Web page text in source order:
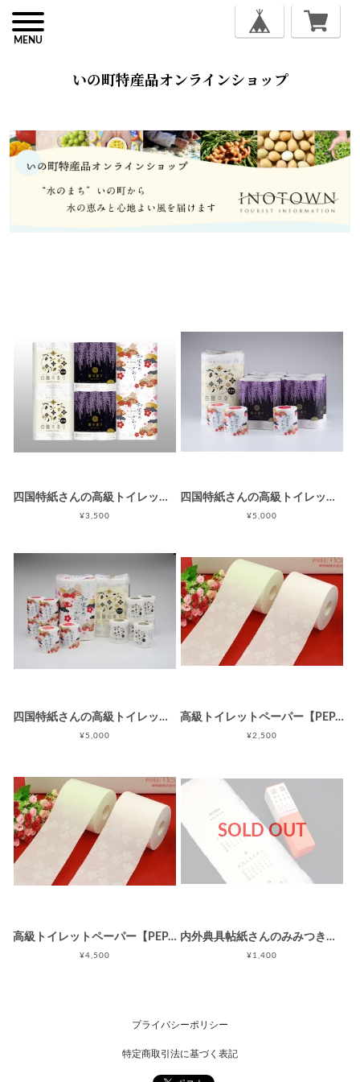
MENU
いの町特産品オンラインショップ
四国特紙さんの高級トイレットペーパー香りアソートセット
¥3,500
四国特紙さんの高級トイレットペーパー藤の香りセット
¥5,000
四国特紙さんの高級トイレットペーパープレミアムセット
¥5,000
高級トイレットペーパー【PEPAR MOON】 ダブル（30ｍ×8ロール）
¥2,500
高級トイレットペーパー【PEPAR MOON】 ダブル（30ｍ×20ロール）
¥4,500
SOLD OUT
内外典具帖紙さんのみみつき土佐典具帖紙活版カレンダ2026年
¥1,400
プライバシーポリシー
特定商取引法に基づく表記